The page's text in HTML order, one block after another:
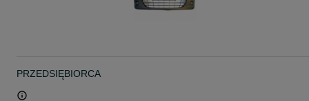
PRZEDSIĘBIORCA